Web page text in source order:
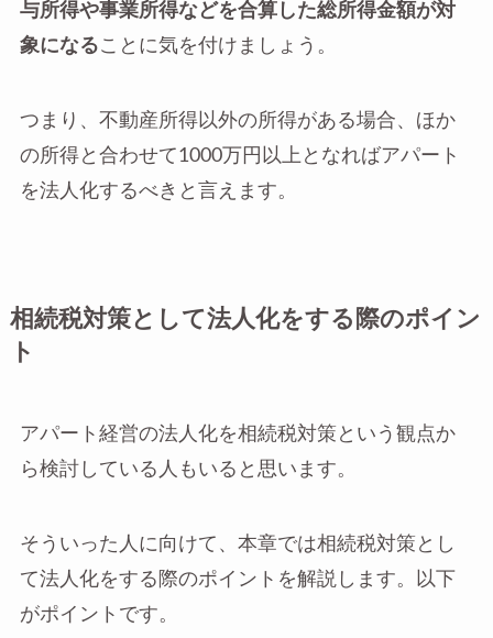
与所得や事業所得などを合算した総所得金額が対
象になることに気を付けましょう。
つまり、不動産所得以外の所得がある場合、ほか
の所得と合わせて1000万円以上となればアパート
を法人化するべきと言えます。
相続税対策として法人化をする際のポイン
ト
アパート経営の法人化を相続税対策という観点か
ら検討している人もいると思います。
そういった人に向けて、本章では相続税対策とし
て法人化をする際のポイントを解説します。以下
がポイントです。